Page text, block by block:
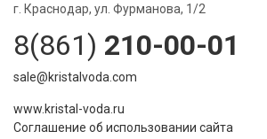
г. Краснодар, ул. Фурманова, 1/2
8(861) 210-00-01
sale@kristalvoda.com
www.kristal-voda.ru
Соглашение об использовании сайта